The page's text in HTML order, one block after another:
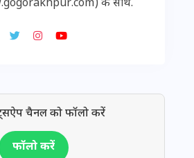
के साथ.
चैनल को फॉलो करें
फॉलो करें